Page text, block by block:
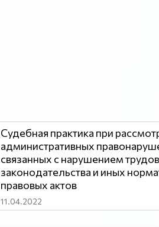
Судебная практика при
административных
связанных с нарушением
законодательства и иных
правовых актов
11.04.2022